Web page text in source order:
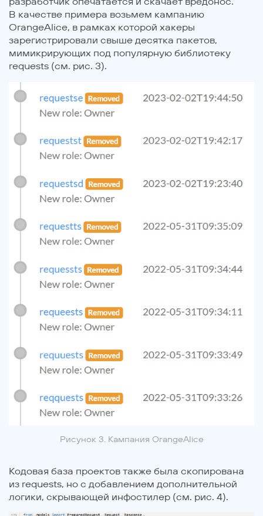
В качестве примера возьмем кампанию
OrangeAlice, в рамках которой хакеры
зарегистрировали свыше десятка пакетов,
мимикрирующих под популярную библиотеку
requests (см. рис. 3).
Рисунок 3. Кампания OrangeAlice
Кодовая база проектов также была скопирована
из requests, но с добавлением дополнительной
логики, скрывающей инфостилер (см. рис. 4).